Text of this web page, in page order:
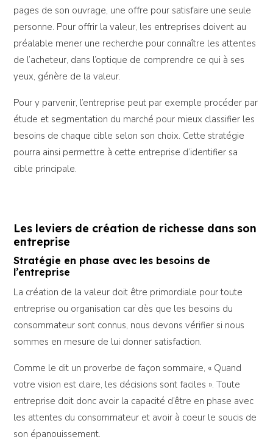
pages de son ouvrage, une offre pour satisfaire une seule
personne. Pour offrir la valeur, les entreprises doivent au
préalable mener une recherche pour connaître les attentes
de l’acheteur, dans l’optique de comprendre ce qui à ses
yeux, génère de la valeur.
Pour y parvenir, l’entreprise peut par exemple procéder par
étude et segmentation du marché pour mieux classifier les
besoins de chaque cible selon son choix. Cette stratégie
pourra ainsi permettre à cette entreprise d’identifier sa
cible principale.
Les leviers de création de richesse dans son
entreprise
Stratégie en phase avec les besoins de
l’entreprise
La création de la valeur doit être primordiale pour toute
entreprise ou organisation car dès que les besoins du
consommateur sont connus, nous devons vérifier si nous
sommes en mesure de lui donner satisfaction.
Comme le dit un proverbe de façon sommaire, « Quand
votre vision est claire, les décisions sont faciles ». Toute
entreprise doit donc avoir la capacité d’être en phase avec
les attentes du consommateur et avoir à coeur le soucis de
son épanouissement.